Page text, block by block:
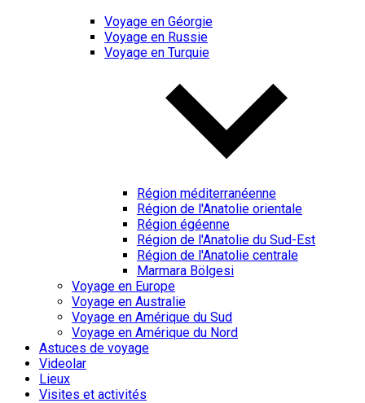
Voyage en Géorgie
Voyage en Russie
Voyage en Turquie
Région méditerranéenne
Région de l'Anatolie orientale
Région égéenne
Région de l'Anatolie du Sud-Est
Région de l'Anatolie centrale
Marmara Bölgesi
Voyage en Europe
Voyage en Australie
Voyage en Amérique du Sud
Voyage en Amérique du Nord
Astuces de voyage
Videolar
Lieux
Visites et activités